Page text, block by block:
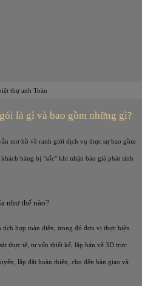
thự anh Toàn
là gì và bao gồm những gì?
mơ hồ về ranh giới dịch vụ thực sự bao gồm
hàng bị "sốc" khi nhận báo giá phát sinh
như thế nào?
hợp toàn diện, trong đó đơn vị thực hiện
thực tế, tư vấn thiết kế, lập bản vẽ 3D trực
lắp đặt hoàn thiện, cho đến bàn giao và